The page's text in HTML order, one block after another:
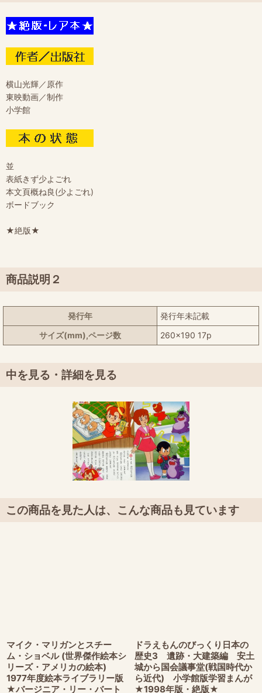
横山光輝／原作
東映動画／制作
小学館
並
表紙きず少よごれ
本文頁概ね良(少よごれ)
ボードブック
★絶版★
商品説明２
発行年
発行年未記載
サイズ(mm),ページ数
260x190 17p
中を見る・詳細を見る
この商品を見た人は、こんな商品も見ています
マイク・マリガンとスチー
ム・ショベル (世界傑作絵本シ
リーズ・アメリカの絵本)
1977年度絵本ライブラリー版
★バージニア・リー・バート
ドラえもんのびっくり日本の
歴史3 遺跡・大建築編 安土
城から国会議事堂(戦国時代か
ら近代) 小学館版学習まんが
★1998年版・絶版★